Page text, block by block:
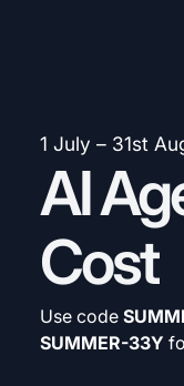
1 July – 31st
AI
Cost
Use code
SUMMER-33Y